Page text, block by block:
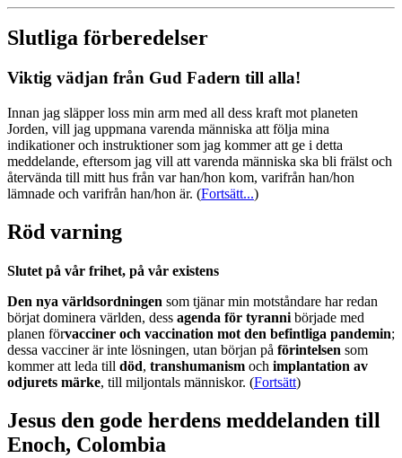
Slutliga förberedelser
Viktig vädjan från Gud Fadern till alla!
Innan jag släpper loss min arm med all dess kraft mot planeten
Jorden, vill jag uppmana varenda människa att följa mina
indikationer och instruktioner som jag kommer att ge i detta
meddelande, eftersom jag vill att varenda människa ska bli frälst och
återvända till mitt hus från var han/hon kom, varifrån han/hon
lämnade och varifrån han/hon är. (Fortsätt...)
Röd varning
Slutet på vår frihet, på vår existens
Den nya världsordningen som tjänar min motståndare har redan
börjat dominera världen, dess agenda för tyranni började med
planen förvacciner och vaccination mot den befintliga pandemin;
dessa vacciner är inte lösningen, utan början på förintelsen som
kommer att leda till död, transhumanism och implantation av
odjurets märke, till miljontals människor. (Fortsätt)
Jesus den gode herdens meddelanden till
Enoch, Colombia